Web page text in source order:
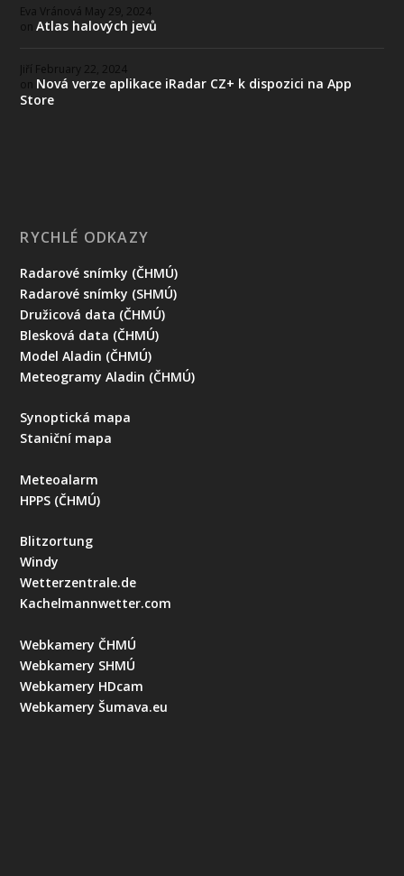
Eva Vránová May 29, 2024
onAtlas halových jevů
Jiří February 22, 2024
on Nová verze aplikace iRadar CZ+ k dispozici na App
Store
RYCHLÉ ODKAZY
Radarové snímky (ČHMÚ)
Radarové snímky (SHMÚ)
Družicová data (ČHMÚ)
Blesková data (ČHMÚ)
Model Aladin (ČHMÚ)
Meteogramy Aladin (ČHMÚ)
Synoptická mapa
Staniční mapa
Meteoalarm
HPPS (ČHMÚ)
Blitzortung
Windy
Wetterzentrale.de
Kachelmannwetter.com
Webkamery ČHMÚ
Webkamery SHMÚ
Webkamery HDcam
Webkamery Šumava.eu